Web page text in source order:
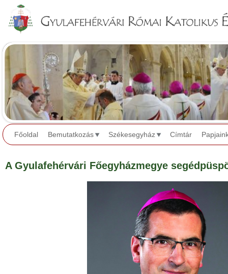
Főoldal Bemutatkozás Székesegyház Címtár
A Gyulafehérvári Főegyházmegye